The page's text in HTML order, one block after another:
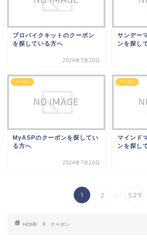
プロバイクキットのクーポン
を探している方へ
2024年7月20日
サンデー
ンを探し
クーポン
MyASPのクーポンを探してい
る方へ
2024年7月20日
クーポン
マインド
ンを探し
1 2 ... 529
HOME クーポン